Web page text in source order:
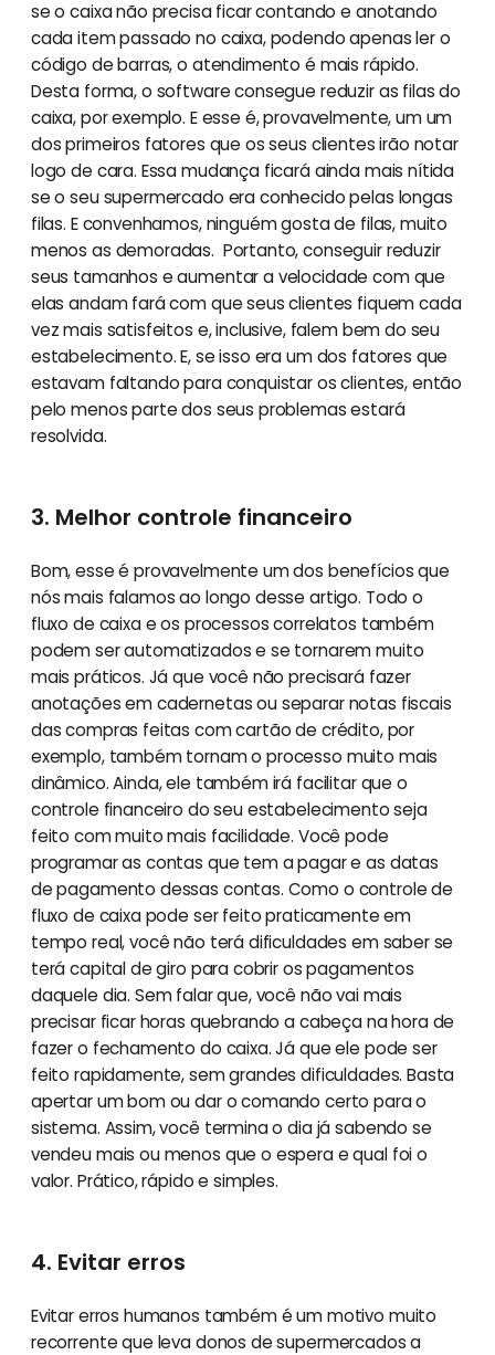
se o caixa não precisa ficar contando e anotando
cada item passado no caixa, podendo apenas ler o
código de barras, o atendimento é mais rápido.
Desta forma, o software consegue reduzir as filas do
caixa, por exemplo. E esse é, provavelmente, um um
dos primeiros fatores que os seus clientes irão notar
logo de cara. Essa mudança ficará ainda mais nítida
se o seu supermercado era conhecido pelas longas
filas. E convenhamos, ninguém gosta de filas, muito
menos as demoradas. Portanto, conseguir reduzir
seus tamanhos e aumentar a velocidade com que
elas andam fará com que seus clientes fiquem cada
vez mais satisfeitos e, inclusive, falem bem do seu
estabelecimento. E, se isso era um dos fatores que
estavam faltando para conquistar os clientes, então
pelo menos parte dos seus problemas estará
resolvida.
3. Melhor controle financeiro
Bom, esse é provavelmente um dos benefícios que
nós mais falamos ao longo desse artigo. Todo o
fluxo de caixa e os processos correlatos também
podem ser automatizados e se tornarem muito
mais práticos. Já que você não precisará fazer
anotações em cadernetas ou separar notas fiscais
das compras feitas com cartão de crédito, por
exemplo, também tornam o processo muito mais
dinâmico. Ainda, ele também irá facilitar que o
controle financeiro do seu estabelecimento seja
feito com muito mais facilidade. Você pode
programar as contas que tem a pagar e as datas
de pagamento dessas contas. Como o controle de
fluxo de caixa pode ser feito praticamente em
tempo real, você não terá dificuldades em saber se
terá capital de giro para cobrir os pagamentos
daquele dia. Sem falar que, você não vai mais
precisar ficar horas quebrando a cabeça na hora de
fazer o fechamento do caixa. Já que ele pode ser
feito rapidamente, sem grandes dificuldades. Basta
apertar um bom ou dar o comando certo para o
sistema. Assim, você termina o dia já sabendo se
vendeu mais ou menos que o espera e qual foi o
valor. Prático, rápido e simples.
4. Evitar erros
Evitar erros humanos também é um motivo muito
recorrente que leva donos de supermercados a